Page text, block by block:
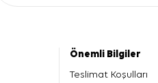
Önemli Bilgiler
Teslimat Koşulları